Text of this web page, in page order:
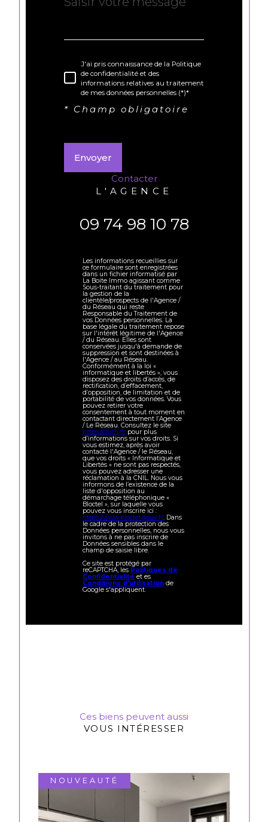
J'ai pris connaissance de la Politique
de confidentialité et des
informations relatives au traitement
de mes données personnelles (*)*
* Champ obligatoire
Envoyer
contacter
L'AGENCE
09 74 98 10 78
Les informations recueillies sur
ce formulaire sont enregistrées
dans un fichier informatisé par
La Boite Immo agissant comme
Sous-traitant du traitement pour
la gestion de la
clientèle/prospects de l'Agence /
du Réseau qui reste
Responsable du Traitement de
vos Données personnelles. La
base légale du traitement repose
sur l'intérêt légitime de l'Agence
/ du Réseau. Elles sont
conservées jusqu'à demande de
suppression et sont destinées à
l'Agence / au Réseau.
Conformément à la loi «
informatique et libertés », vous
disposez des droits d’accès, de
rectification, d’effacement,
d’opposition, de limitation et de
portabilité de vos données. Vous
pouvez retirer votre
consentement à tout moment en
contactant directement l’Agence
/ Le Réseau. Consultez le site
https://cnil.fr/fr pour plus
d’informations sur vos droits. Si
vous estimez, après avoir
contacté l'Agence / le Réseau,
que vos droits « Informatique et
Libertés » ne sont pas respectés,
vous pouvez adresser une
réclamation à la CNIL. Nous vous
informons de l’existence de la
liste d'opposition au
démarchage téléphonique «
Bloctel », sur laquelle vous
pouvez vous inscrire ici :
https://www.bloctel.gouv.fr. Dans
le cadre de la protection des
Données personnelles, nous vous
invitons à ne pas inscrire de
Données sensibles dans le
champ de saisie libre.
Ce site est protégé par
reCAPTCHA, les Politiques de
Confidentialité et es
Conditions d'utilisation de
Google s'appliquent.
Ces biens peuvent aussi
VOUS INTÉRESSER
NOUVEAUTÉ